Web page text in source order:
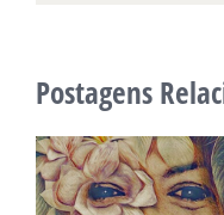
Postagens